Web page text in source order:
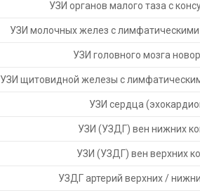
УЗИ органов малого таза с
УЗИ молочных желез с
УЗИ головного мозга
УЗИ щитовидной железы с
УЗИ сердца
УЗИ (УЗДГ) вен нижних
УЗИ (УЗДГ) вен верхних
УЗДГ артерий верхних /